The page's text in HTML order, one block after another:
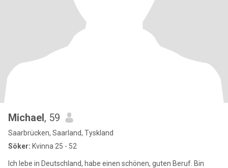
Michael, 59
Saarbrücken, Saarland, Tyskland
Söker: Kvinna 25 - 52
Ich lebe in Deutschland, habe einen schönen, guten Beruf. Bin